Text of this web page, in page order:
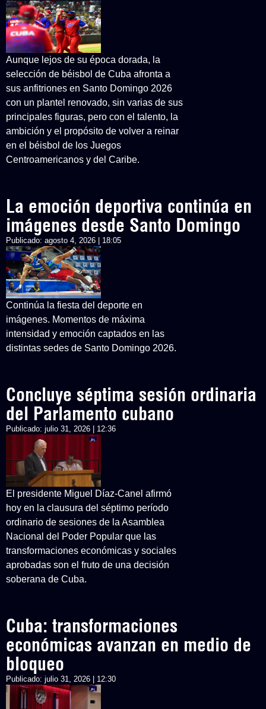
Aunque lejos de su época dorada, la
selección de béisbol de Cuba afronta a
sus anfitriones en Santo Domingo 2026
con un plantel renovado, sin varias de sus
principales figuras, pero con el talento, la
ambición y el propósito de volver a reinar
en el béisbol de los Juegos
Centroamericanos y del Caribe.
La emoción deportiva continúa en
imágenes desde Santo Domingo
Publicado: agosto 4, 2026 | 18:05
Continúa la fiesta del deporte en
imágenes. Momentos de máxima
intensidad y emoción captados en las
distintas sedes de Santo Domingo 2026.
Concluye séptima sesión ordinaria
del Parlamento cubano
Publicado: julio 31, 2026 | 12:36
El presidente Miguel Díaz-Canel afirmó
hoy en la clausura del séptimo período
ordinario de sesiones de la Asamblea
Nacional del Poder Popular que las
transformaciones económicas y sociales
aprobadas son el fruto de una decisión
soberana de Cuba.
Cuba: transformaciones
económicas avanzan en medio de
bloqueo
Publicado: julio 31, 2026 | 12:30